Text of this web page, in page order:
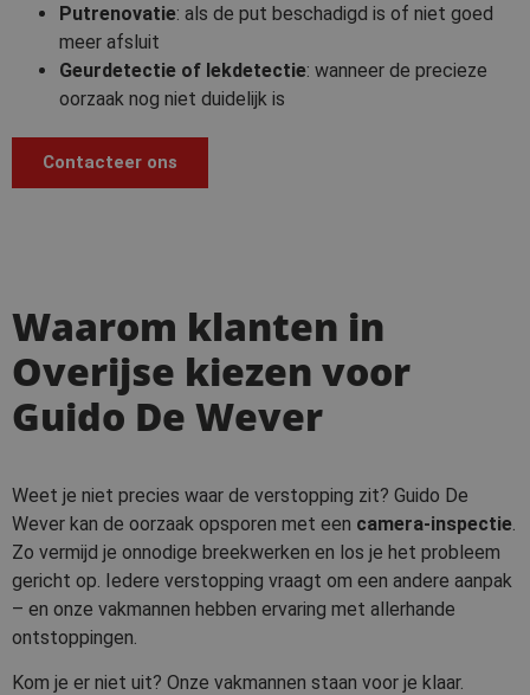
Putrenovatie: als de put beschadigd is of niet goed
meer afsluit
Geurdetectie of lekdetectie: wanneer de precieze
oorzaak nog niet duidelijk is
Contacteer ons
Waarom klanten in
Overijse kiezen voor
Guido De Wever
Weet je niet precies waar de verstopping zit? Guido De
Wever kan de oorzaak opsporen met een camera-inspectie
Zo vermijd je onnodige breekwerken en los je het probleem
gericht op. Iedere verstopping vraagt om een andere aanpak
– en onze vakmannen hebben ervaring met allerhande
ontstoppingen.
Kom je er niet uit? Onze vakmannen staan voor je klaar.